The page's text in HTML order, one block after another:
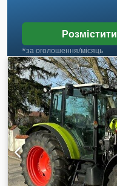
*за оголошення/місяць